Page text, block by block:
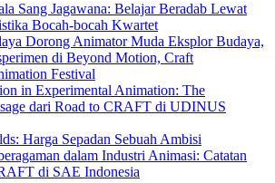
Sang Jagawana: Belajar Beradab Lewat
Bocah-bocah Kwartet
Dorong Animator Muda Eksplor Budaya,
di Beyond Motion, Craft
Festival
in Experimental Animation: The
dari Road to CRAFT di UDINUS
Harga Sepadan Sebuah Ambisi
dalam Industri Animasi: Catatan
di SAE Indonesia